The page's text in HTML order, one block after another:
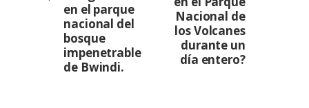
en el parque
nacional del
bosque
impenetrable
de Bwindi.
Nacional de
los Volcanes
durante un
día entero?